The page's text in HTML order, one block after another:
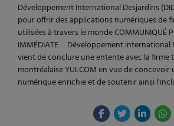
Développement International Desjardins
pour offrir des applications numériques de
utilisées à travers le monde COMMUNIQUÉ
IMMÉDIATE Développement international
vient de conclure une entente avec la
montréalaise YULCOM en vue de
numérique enrichie et de soutenir ainsi